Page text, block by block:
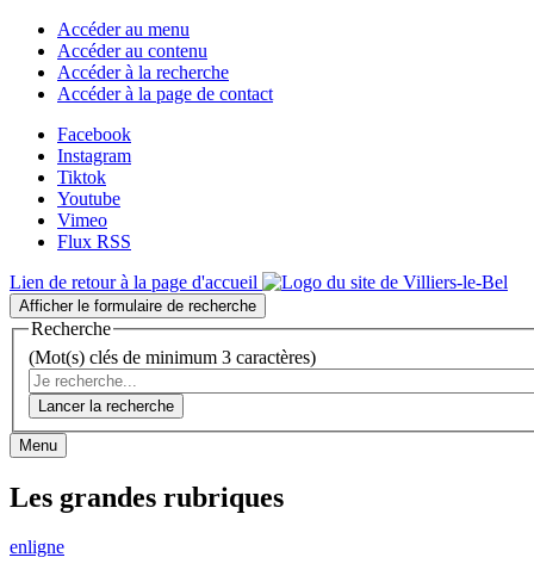
Accéder au menu
Accéder au contenu
Accéder à la recherche
Accéder à la page de contact
Facebook
Instagram
Tiktok
Youtube
Vimeo
Flux RSS
Lien de retour à la page d'accueil
Afficher le formulaire de recherche
Recherche
(Mot(s) clés de minimum 3 caractères)
Lancer la recherche
Menu
Les grandes rubriques
enligne